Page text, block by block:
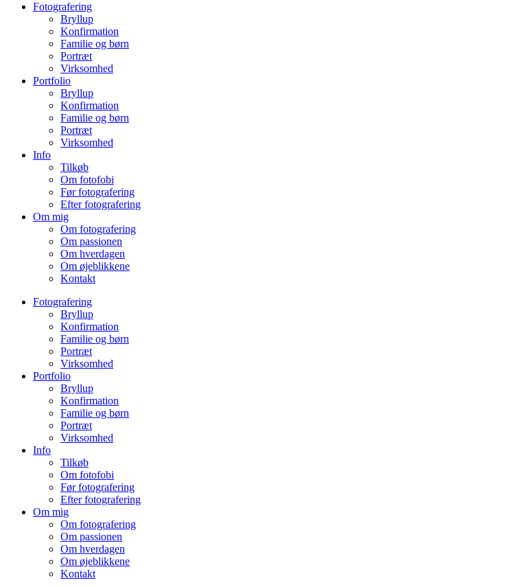
Fotografering
Bryllup
Konfirmation
Familie og børn
Portræt
Virksomhed
Portfolio
Bryllup
Konfirmation
Familie og børn
Portræt
Virksomhed
Info
Tilkøb
Om fotofobi
Før fotografering
Efter fotografering
Om mig
Om fotografering
Om passionen
Om hverdagen
Om øjeblikkene
Kontakt
Fotografering
Bryllup
Konfirmation
Familie og børn
Portræt
Virksomhed
Portfolio
Bryllup
Konfirmation
Familie og børn
Portræt
Virksomhed
Info
Tilkøb
Om fotofobi
Før fotografering
Efter fotografering
Om mig
Om fotografering
Om passionen
Om hverdagen
Om øjeblikkene
Kontakt